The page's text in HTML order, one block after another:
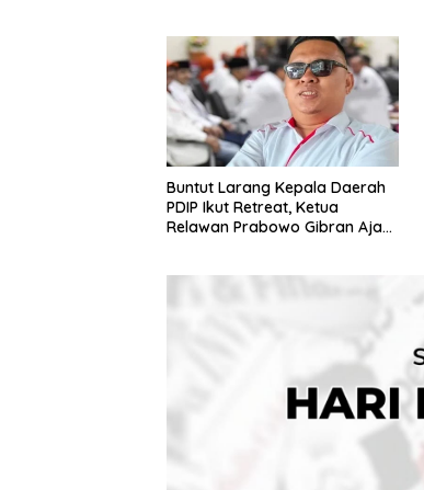
Buntut Larang Kepala Daerah
PDIP Ikut Retreat, Ketua
Relawan Prabowo Gibran Ajak